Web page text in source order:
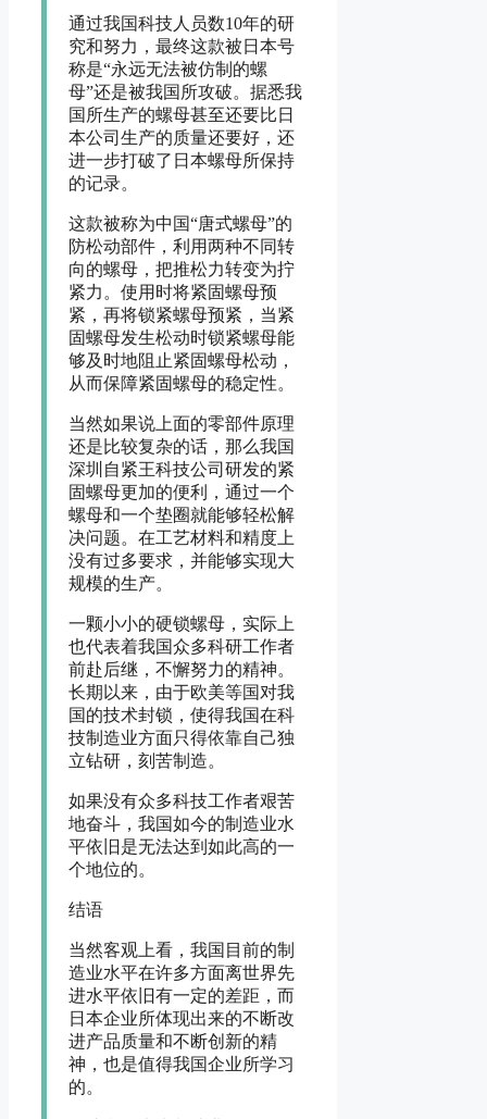
通过我国科技人员数10年的研
究和努力，最终这款被日本号
称是“永远无法被仿制的螺
母”还是被我国所攻破。据悉我
国所生产的螺母甚至还要比日
本公司生产的质量还要好，还
进一步打破了日本螺母所保持
的记录。
这款被称为中国“唐式螺母”的
防松动部件，利用两种不同转
向的螺母，把推松力转变为拧
紧力。使用时将紧固螺母预
紧，再将锁紧螺母预紧，当紧
固螺母发生松动时锁紧螺母能
够及时地阻止紧固螺母松动，
从而保障紧固螺母的稳定性。
当然如果说上面的零部件原理
还是比较复杂的话，那么我国
深圳自紧王科技公司研发的紧
固螺母更加的便利，通过一个
螺母和一个垫圈就能够轻松解
决问题。在工艺材料和精度上
没有过多要求，并能够实现大
规模的生产。
一颗小小的硬锁螺母，实际上
也代表着我国众多科研工作者
前赴后继，不懈努力的精神。
长期以来，由于欧美等国对我
国的技术封锁，使得我国在科
技制造业方面只得依靠自己独
立钻研，刻苦制造。
如果没有众多科技工作者艰苦
地奋斗，我国如今的制造业水
平依旧是无法达到如此高的一
个地位的。
结语
当然客观上看，我国目前的制
造业水平在许多方面离世界先
进水平依旧有一定的差距，而
日本企业所体现出来的不断改
进产品质量和不断创新的精
神，也是值得我国企业所学习
的。